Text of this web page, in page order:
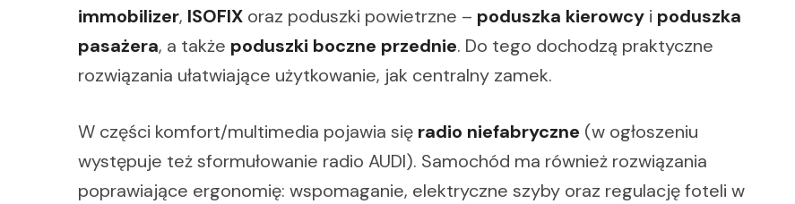
immobilizer, ISOFIX oraz poduszki powietrzne – poduszka kierowcy i poduszka
pasażera, a także poduszki boczne przednie. Do tego dochodzą praktyczne
rozwiązania ułatwiające użytkowanie, jak centralny zamek.
W części komfort/multimedia pojawia się radio niefabryczne (w ogłoszeniu
występuje też sformułowanie radio AUDI). Samochód ma również rozwiązania
poprawiające ergonomię: wspomaganie, elektryczne szyby oraz regulację foteli w